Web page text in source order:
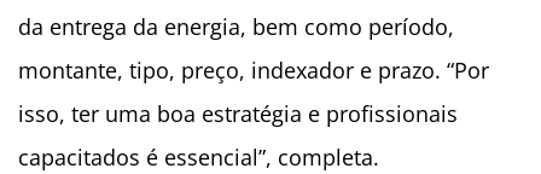
da entrega da energia, bem como período,
montante, tipo, preço, indexador e prazo. “Por
isso, ter uma boa estratégia e profissionais
capacitados é essencial”, completa.